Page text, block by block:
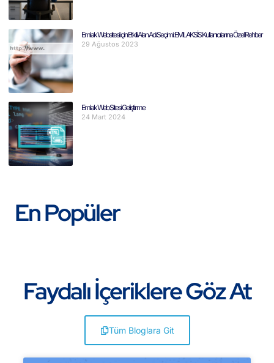
Emlak Websitesi için Etkili Alan Adı Seçimi: EMLAKSİS Kullanıcılarına Özel Rehber
29 Ağustos 2023
Emlak Web Sitesi Geliştirme
24 Mart 2024
En Popüler
Faydalı İçeriklere Göz At
Tüm Bloglara Git